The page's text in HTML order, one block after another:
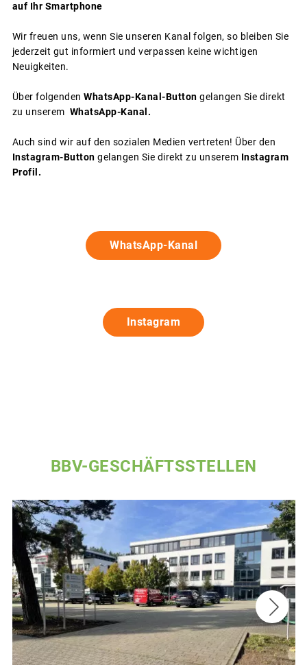
auf Ihr Smartphone
Wir freuen uns, wenn Sie unseren Kanal folgen, so bleiben Sie
jederzeit gut informiert und verpassen keine wichtigen
Neuigkeiten.
Über folgenden WhatsApp-Kanal-Button gelangen Sie direkt
zu unserem WhatsApp-Kanal.
Auch sind wir auf den sozialen Medien vertreten! Über den
Instagram-Button gelangen Sie direkt zu unserem Instagram
Profil.
WhatsApp-Kanal
Instagram
BBV-GESCHÄFTSSTELLEN